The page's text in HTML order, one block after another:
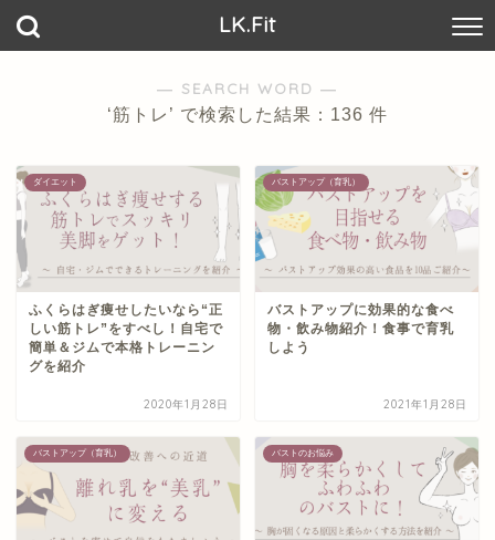
LK.Fit
― SEARCH WORD ―
‘筋トレ’ で検索した結果：136 件
ダイエット
ふくらはぎ痩せしたいなら“正
しい筋トレ”をすべし！自宅で
簡単＆ジムで本格トレーニン
グを紹介
2020年1月28日
バストアップ（育乳）
バストアップに効果的な食べ
物・飲み物紹介！食事で育乳
しよう
2021年1月28日
バストアップ（育乳） バストのお悩み